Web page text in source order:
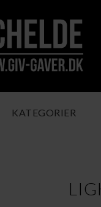
KATEGORIER